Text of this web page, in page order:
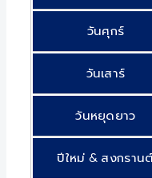
วันศุกร์
วันเสาร์
วันหยุดยาว
ปีใหม่ & สงกราน